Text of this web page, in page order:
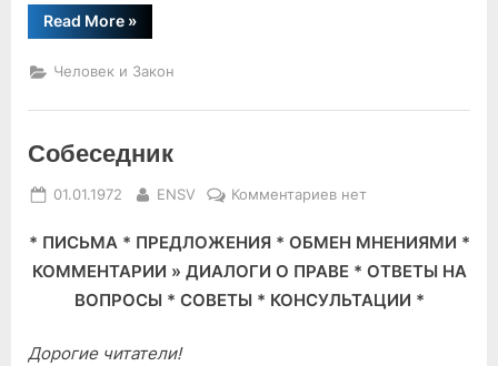
Read More“Народный
дружинник
»
Человек и Закон
Собеседник
Posted
01.01.1972 By
ENSV Комментариевк
Собеседник
нет
* ПИСЬМА * ПРЕДЛОЖЕНИЯ * ОБМЕН МНЕНИЯМИ *
КОММЕНТАРИИ » ДИАЛОГИ О ПРАВЕ * ОТВЕТЫ НА
ВОПРОСЫ * СОВЕТЫ * КОНСУЛЬТАЦИИ *
Дорогие читатели!